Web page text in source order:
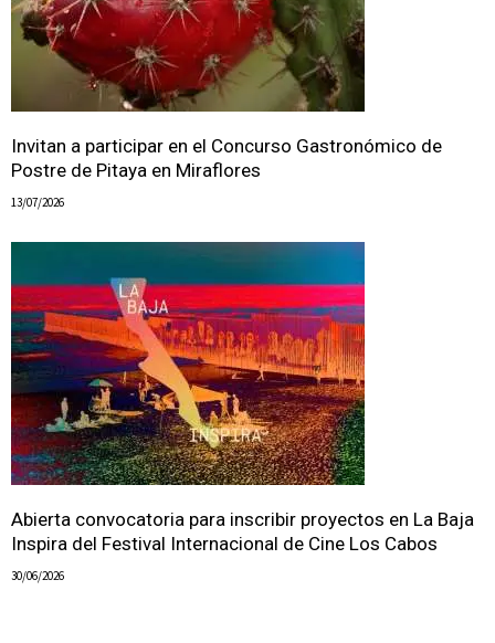
Invitan a participar en el Concurso Gastronómico de
Postre de Pitaya en Miraflores
13/07/2026
Abierta convocatoria para inscribir proyectos en La Baja
Inspira del Festival Internacional de Cine Los Cabos
30/06/2026